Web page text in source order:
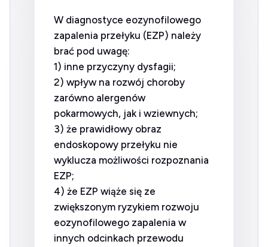
W diagnostyce eozynofilowego
zapalenia przełyku (EZP) należy
brać pod uwagę:
1) inne przyczyny dysfagii;
2) wpływ na rozwój choroby
zarówno alergenów
pokarmowych, jak i wziewnych;
3) że prawidłowy obraz
endoskopowy przełyku nie
wyklucza możliwości rozpoznania
EZP;
4) że EZP wiąże się ze
zwiększonym ryzykiem rozwoju
eozynofilowego zapalenia w
innych odcinkach przewodu